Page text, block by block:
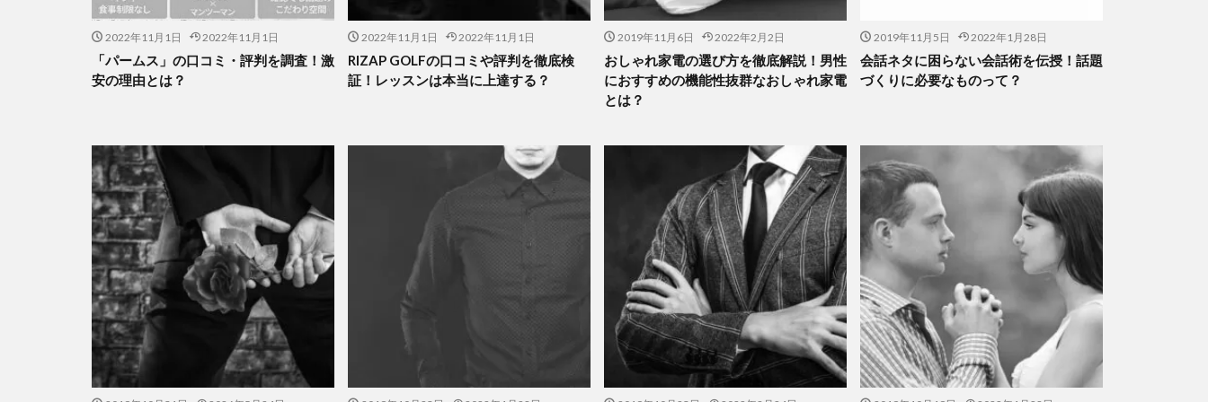
2022年11月1日 2022年11月1日
「パームス」の口コミ・評判を調査！激
安の理由とは？
2022年11月1日 2022年11月1日
RIZAP GOLFの口コミや評判を徹底検
証！レッスンは本当に上達する？
2019年11月6日 2022年2月2日
おしゃれ家電の選び方を徹底解説！男性
におすすめの機能性抜群なおしゃれ家電
とは？
2019年11月5日 2022年1月28日
会話ネタに困らない会話術を伝授！話題
づくりに必要なものって？